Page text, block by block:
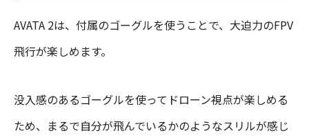
AVATA 2は、付属のゴーグルを使うことで、大迫力のFPV
飛行が楽しめます。
没入感のあるゴーグルを使ってドローン視点が楽しめる
ため、まるで自分が飛んでいるかのようなスリルが感じ